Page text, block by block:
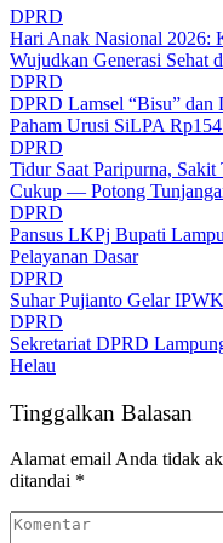
DPRD
Hari Anak Nasional 2026:
Wujudkan Generasi Sehat
DPRD
‎DPRD Lamsel “Bisu”
Paham Urusi SiLPA Rp154
DPRD
Tidur Saat Paripurna,
Cukup — Potong
DPRD
Pansus LKPj Bupati
Pelayanan Dasar
DPRD
Suhar Pujianto Gelar
DPRD
Sekretariat DPRD
Helau
Tinggalkan Balasan
Alamat email Anda tidak
ditandai *